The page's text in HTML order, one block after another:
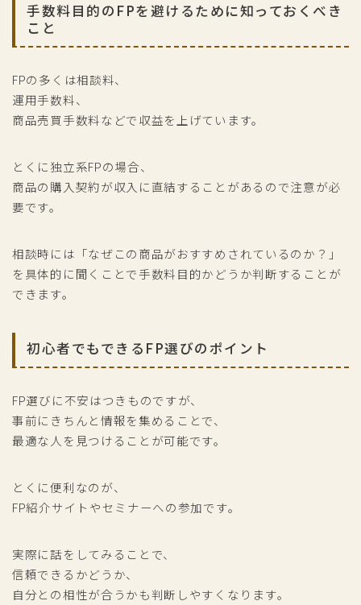
手数料目的のFPを避けるために知っておくべき
こと
FPの多くは相談料、
運用手数料、
商品売買手数料などで収益を上げています。
とくに独立系FPの場合、
商品の購入契約が収入に直結することがあるので注意が必
要です。
相談時には「なぜこの商品がおすすめされているのか？」
を具体的に聞くことで手数料目的かどうか判断することが
できます。
初心者でもできるFP選びのポイント
FP選びに不安はつきものですが、
事前にきちんと情報を集めることで、
最適な人を見つけることが可能です。
とくに便利なのが、
FP紹介サイトやセミナーへの参加です。
実際に話をしてみることで、
信頼できるかどうか、
自分との相性が合うかも判断しやすくなります。